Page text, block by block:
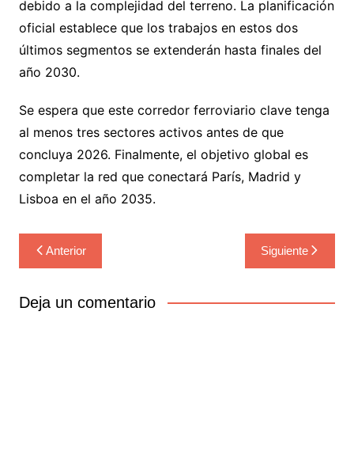
debido a la complejidad del terreno. La planificación
oficial establece que los trabajos en estos dos
últimos segmentos se extenderán hasta finales del
año 2030.
Se espera que este corredor ferroviario clave tenga
al menos tres sectores activos antes de que
concluya 2026. Finalmente, el objetivo global es
completar la red que conectará París, Madrid y
Lisboa en el año 2035.
Navegación
de
entradas
Anterior Siguiente
Deja un comentario